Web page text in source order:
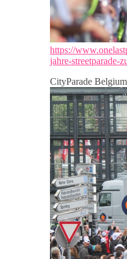
https://
jahre-streetparade-
CityParade Belgium